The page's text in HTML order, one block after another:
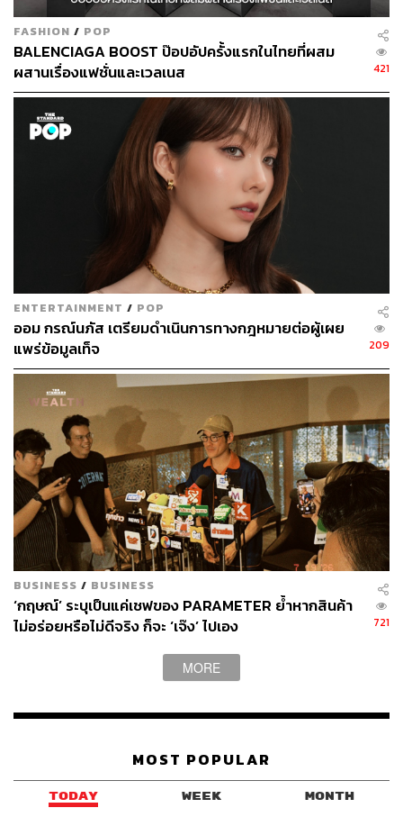
ของเจลาโต หรือจะเป็น Mango Passionfruit Sorbet ที่ผสาน
ผลไม้ไทยสองชนิดเข้ากันได้เป็นอย่างดี ไอศกรีมเจลาโตของ
ที่นี่จะปาดเป็นไม่เป็นทรงตามสไตล์อิตาเลียนแท้ อีกหนึ่งสิ่งที่
พลาดไม่ได้คือโคนวาฟเฟิลของที่นี่ที่หอมและรสชาติดีไม่แพ้
ไอศกรีมเลย สำหรับถ้วยหนึ่งรสชาติราคา 80 บาท สอง
รสชาติราคา 100 บาท และสามารถเปลี่ยนจากถ้วยเป็น
วาฟเฟิลโคนได้เมื่อเพิ่ม 15 บาท
Ghee Gelato House
ที่อยู่: 394/21 ถนนมหาราช พระนคร กรุงเทพฯ
เวลาเปิด-ปิด: วันอังคาร-อาทิตย์ เวลา 12.30-18.30 น.
https://www.facebook.com/GHEEGelatohou
FASHION / POP
BALENCIAGA BOOST ป๊อปอัปครั้งแรกในไทยที่ผสม
ผสานเรื่องแฟชั่นและเวลเนส
421
ENTERTAINMENT / POP
ออม กรณ์นภัส เตรียมดำเนินการทางกฎหมายต่อผู้เผย
แพร่ข้อมูลเท็จ
209
BUSINESS / BUSINESS
‘กฤษณ์’ ระบุเป็นแค่เชฟของ PARAMETER ย้ำหากสินค้า
ไม่อร่อยหรือไม่ดีจริง ก็จะ ‘เจ๊ง’ ไปเอง
721
MORE
MOST POPULAR
TODAY WEEK MONTH